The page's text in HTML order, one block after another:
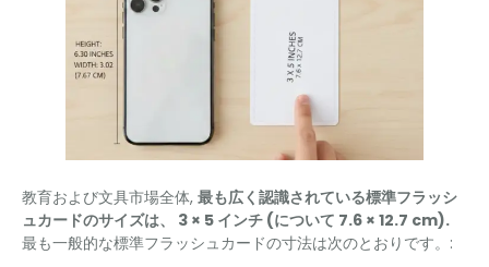
教育および文具市場全体, 最も広く認識されている標準フラッシ
ュカードのサイズは、 3 × 5 インチ (について 7.6 × 12.7 cm).
最も一般的な標準フラッシュカードの寸法は次のとおりです。: